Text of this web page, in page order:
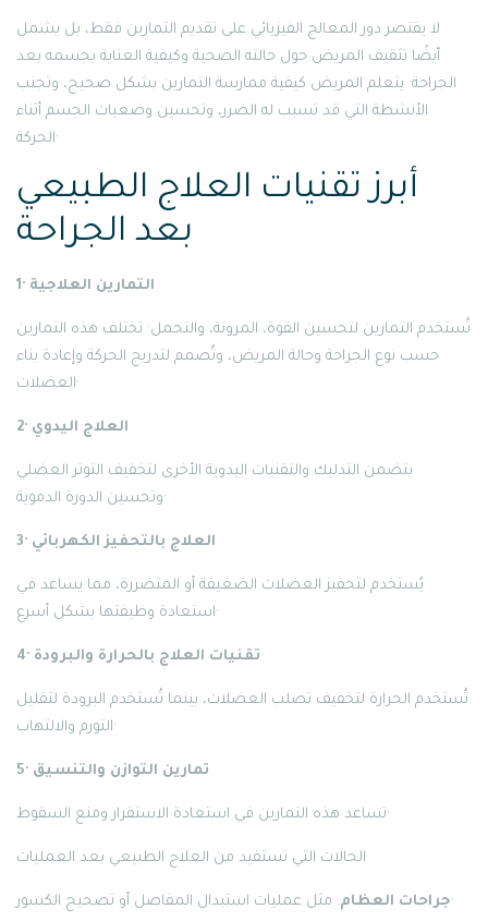
لا يقتصر دور المعالج الفيزيائي على تقديم التمارين فقط، بل يشمل
أيضًا تثقيف المريض حول حالته الصحية وكيفية العناية بجسمه بعد
الجراحة· يتعلم المريض كيفية ممارسة التمارين بشكل صحيح، وتجنب
الأنشطة التي قد تسبب له الضرر، وتحسين وضعيات الجسم أثناء
الحركة·
أبرز تقنيات العلاج الطبيعي
بعد الجراحة
1· التمارين العلاجية
تُستخدم التمارين لتحسين القوة، المرونة، والتحمل· تختلف هذه التمارين
حسب نوع الجراحة وحالة المريض، وتُصمم لتدريج الحركة وإعادة بناء
العضلات·
2· العلاج اليدوي
يتضمن التدليك والتقنيات اليدوية الأخرى لتخفيف التوتر العضلي
وتحسين الدورة الدموية·
3· العلاج بالتحفيز الكهربائي
يُستخدم لتحفيز العضلات الضعيفة أو المتضررة، مما يساعد في
استعادة وظيفتها بشكل أسرع·
4· تقنيات العلاج بالحرارة والبرودة
تُستخدم الحرارة لتخفيف تصلب العضلات، بينما تُستخدم البرودة لتقليل
التورم والالتهاب·
5· تمارين التوازن والتنسيق
تساعد هذه التمارين في استعادة الاستقرار ومنع السقوط·
الحالات التي تستفيد من العلاج الطبيعي بعد العمليات
جراحات العظام: مثل عمليات استبدال المفاصل أو تصحيح الكسور·